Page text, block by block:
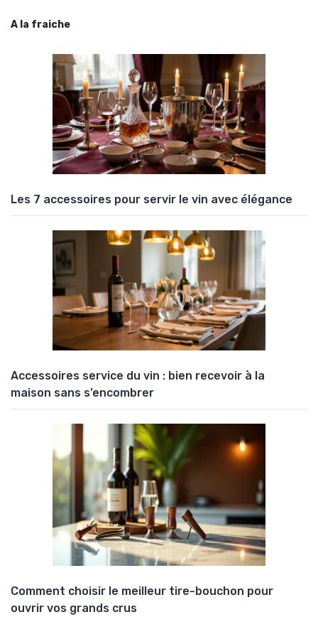
A la fraiche
Les 7 accessoires pour servir le vin avec élégance
Accessoires service du vin : bien recevoir à la
maison sans s’encombrer
Comment choisir le meilleur tire-bouchon pour
ouvrir vos grands crus